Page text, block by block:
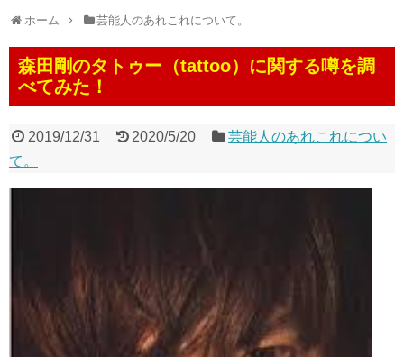
ホーム 芸能人のあれこれについて。
森田剛のタトゥー（tattoo）に関する噂を調
べてみた！
2019/12/31 2020/5/20
芸能人のあれこれについ
て。